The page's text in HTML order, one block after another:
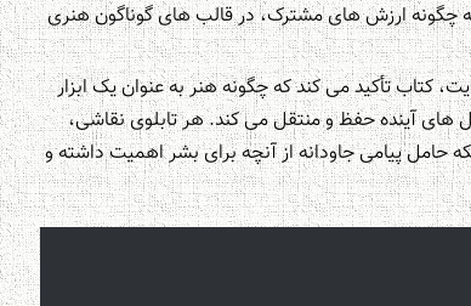
چگونه ارزش های مشترک، در قالب های گوناگون هنری
کتاب تأکید می کند که چگونه هنر به عنوان یک ابزار
های آینده حفظ و منتقل می کند. هر تابلوی نقاشی،
حامل پیامی جاودانه از آنچه برای بشر اهمیت داشته و